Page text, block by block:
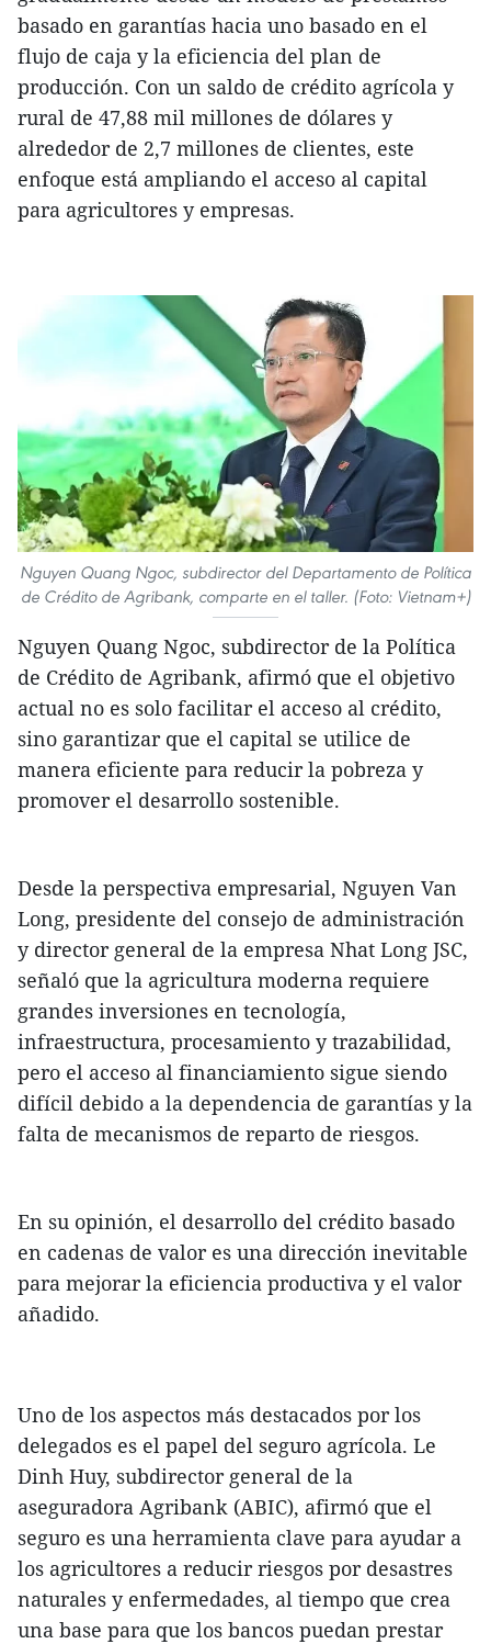
basado en garantías hacia uno basado en el
flujo de caja y la eficiencia del plan de
producción. Con un saldo de crédito agrícola y
rural de 47,88 mil millones de dólares y
alrededor de 2,7 millones de clientes, este
enfoque está ampliando el acceso al capital
para agricultores y empresas.
Nguyen Quang Ngoc, subdirector del Departamento de Política
de Crédito de Agribank, comparte en el taller. (Foto: Vietnam+)
Nguyen Quang Ngoc, subdirector de la Política
de Crédito de Agribank, afirmó que el objetivo
actual no es solo facilitar el acceso al crédito,
sino garantizar que el capital se utilice de
manera eficiente para reducir la pobreza y
promover el desarrollo sostenible.
Desde la perspectiva empresarial, Nguyen Van
Long, presidente del consejo de administración
y director general de la empresa Nhat Long JSC,
señaló que la agricultura moderna requiere
grandes inversiones en tecnología,
infraestructura, procesamiento y trazabilidad,
pero el acceso al financiamiento sigue siendo
difícil debido a la dependencia de garantías y la
falta de mecanismos de reparto de riesgos.
En su opinión, el desarrollo del crédito basado
en cadenas de valor es una dirección inevitable
para mejorar la eficiencia productiva y el valor
añadido.
Uno de los aspectos más destacados por los
delegados es el papel del seguro agrícola. Le
Dinh Huy, subdirector general de la
aseguradora Agribank (ABIC), afirmó que el
seguro es una herramienta clave para ayudar a
los agricultores a reducir riesgos por desastres
naturales y enfermedades, al tiempo que crea
una base para que los bancos puedan prestar